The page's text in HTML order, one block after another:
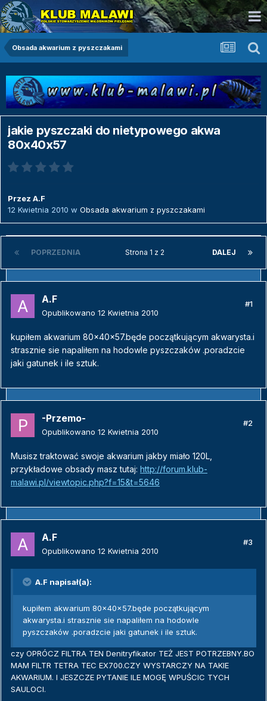
Obsada akwarium z pyszczakami
jakie pyszczaki do nietypowego akwa
80x40x57
Przez A.F
12 Kwietnia 2010 w Obsada akwarium z pyszczakami
POPRZEDNIA DALEJ
Strona 1 z 2
A.F
Opublikowano 12 Kwietnia 2010
#1
kupiłem akwarium 80x40x57.będe początkującym akwarysta.i
strasznie sie napaliłem na hodowle pyszczaków .poradzcie
jaki gatunek i ile sztuk.
-Przemo-
Opublikowano 12 Kwietnia 2010
#2
Musisz traktować swoje akwarium jakby miało 120L,
przykładowe obsady masz tutaj: http://forum.klub-
malawi.pl/viewtopic.php?f=15&t=5646
A.F
Opublikowano 12 Kwietnia 2010
#3
A.F napisał(a):
kupiłem akwarium 80x40x57.będe początkującym
akwarysta.i strasznie sie napaliłem na hodowle
pyszczaków .poradzcie jaki gatunek i ile sztuk.
czy OPRÓCZ FILTRA TEN Denitryfikator TEŻ JEST POTRZEBNY.BO
MAM FILTR TETRA TEC EX700.CZY WYSTARCZY NA TAKIE
AKWARIUM. I JESZCZE PYTANIE ILE MOGĘ WPUŚCIC TYCH
SAULOCI.